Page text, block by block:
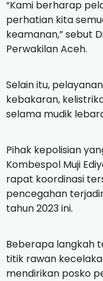
“Kami berharap
perhatian kita
keamanan,” sebut
Perwakilan Aceh.
Selain itu,
kebakaran,
selama mudik
Pihak kepolisian
Kombespol Muji
rapat koordinasi
pencegahan
tahun 2023 ini.
Beberapa langkah
titik rawan
mendirikan posko